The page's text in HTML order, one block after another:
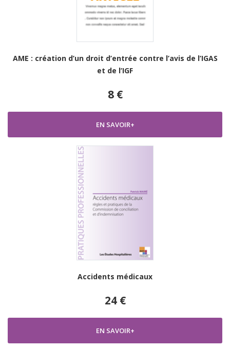
AME : création d’un droit d’entrée contre l’avis de l’IGAS
et de l’IGF
8 €
EN SAVOIR+
Accidents médicaux
24 €
EN SAVOIR+